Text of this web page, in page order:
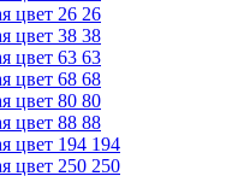
26
38
63
68
80
88
194
250